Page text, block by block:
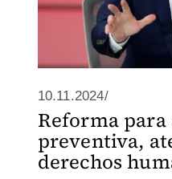
10.11.2024/
Reforma
preventiva,
derechos